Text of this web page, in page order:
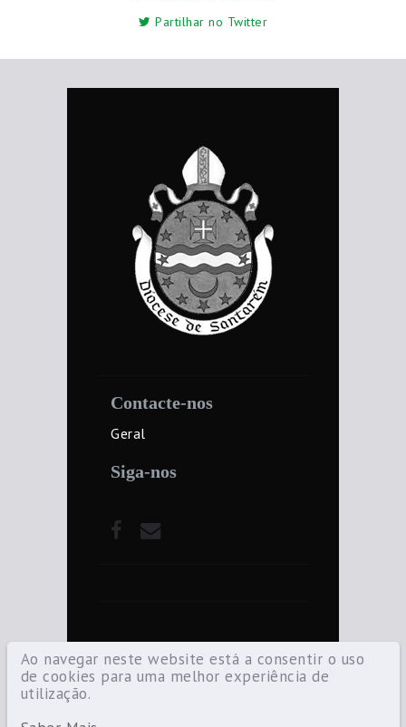
Ao navegar neste website está a consentir o uso
de cookies para uma melhor experiência de
utilização.
Partilhar no Twitter
Contacte-nos
Geral
Siga-nos
©2021 Diocese de Santarém — Todos os
direitos reservados.